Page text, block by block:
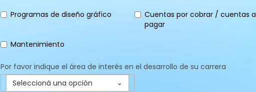
Programas de diseño gráfico
Cuentas por cobrar / cuentas a
pagar
Mantenimiento
Por favor indique el área de interés en el desarrollo de su carrera
Seleccioná una opción